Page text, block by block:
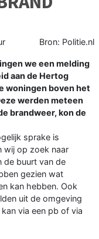
Bron: Politie.nl
we een melding
aan de Hertog
woningen boven het
werden meteen
brandweer, kon de
sprake is
wij op zoek naar
de buurt van de
gezien wat
kan hebben. Ook
uit de omgeving
via een pb of via